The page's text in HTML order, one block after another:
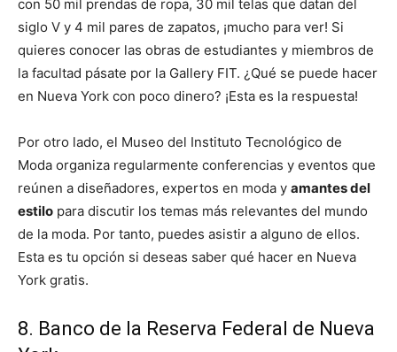
con 50 mil prendas de ropa, 30 mil telas que datan del
siglo V y 4 mil pares de zapatos, ¡mucho para ver! Si
quieres conocer las obras de estudiantes y miembros de
la facultad pásate por la Gallery FIT. ¿Qué se puede hacer
en Nueva York con poco dinero? ¡Esta es la respuesta!
Por otro lado, el Museo del Instituto Tecnológico de
Moda organiza regularmente conferencias y eventos que
reúnen a diseñadores, expertos en moda y amantes del
estilo para discutir los temas más relevantes del mundo
de la moda. Por tanto, puedes asistir a alguno de ellos.
Esta es tu opción si deseas saber qué hacer en Nueva
York gratis.
8. Banco de la Reserva Federal de Nueva